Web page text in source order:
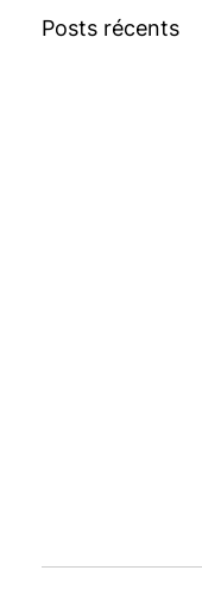
Posts récents